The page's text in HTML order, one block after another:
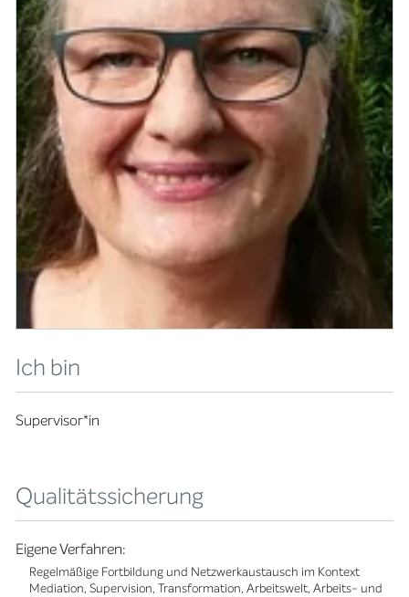
Ich bin
Supervisor*in
Qualitätssicherung
Eigene Verfahren:
Regelmäßige Fortbildung und Netzwerkaustausch im Kontext
Mediation, Supervision, Transformation, Arbeitswelt, Arbeits- und